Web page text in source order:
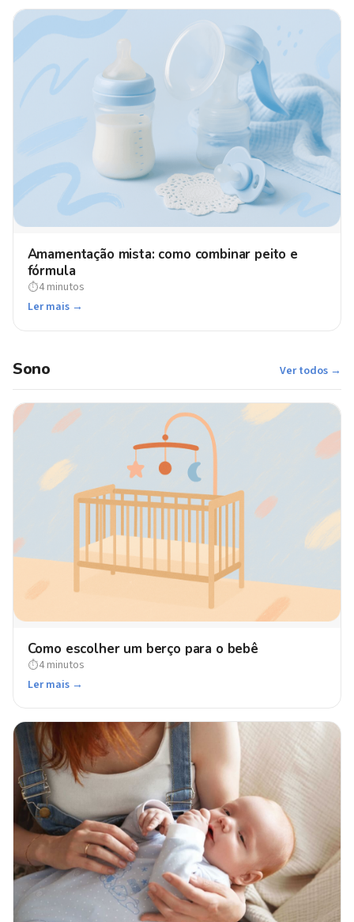
Amamentação mista: como combinar peito e
fórmula
⏱4 minutos
Ler mais →
Sono Ver todos →
Como escolher um berço para o bebê
⏱4 minutos
Ler mais →